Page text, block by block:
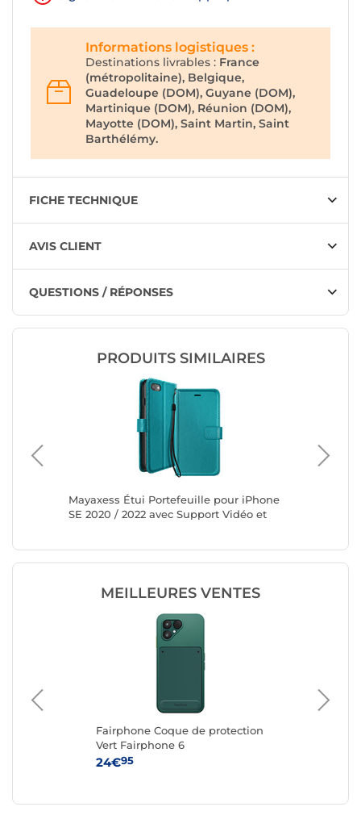
Informations logistiques :
Destinations livrables : France
(métropolitaine), Belgique,
Guadeloupe (DOM), Guyane (DOM),
Martinique (DOM), Réunion (DOM),
Mayotte (DOM), Saint Martin, Saint
Barthélémy.
FICHE TECHNIQUE
AVIS CLIENT
QUESTIONS / RÉPONSES
PRODUITS SIMILAIRES
Mayaxess Étui Portefeuille pour iPhone
SE 2020 / 2022 avec Support Vidéo et
MEILLEURES VENTES
Fairphone Coque de protection
Vert Fairphone 6
24€95